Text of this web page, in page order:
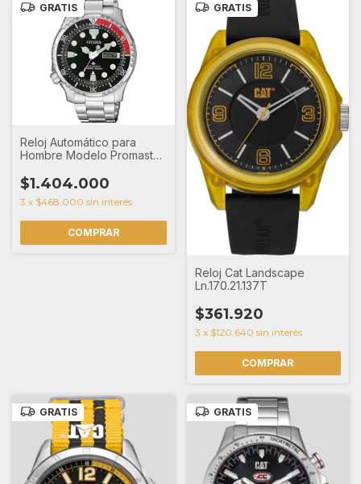
GRATIS
Reloj Automático para
Hombre Modelo Promaster
$1.404.000
3 x $468.000 sin interés
GRATIS
Reloj Cat Landscape
Ln.170.21.137T
$361.920
3 x $120.640 sin interés
GRATIS GRATIS